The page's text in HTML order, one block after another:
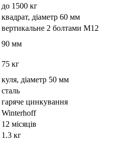
до 1500 кг
квадрат, діаметр 60 мм
вертикальне 2 болтами M12
90 мм
75 кг
куля, діаметр 50 мм
сталь
гаряче цинкування
Winterhoff
12 місяців
1.3 кг